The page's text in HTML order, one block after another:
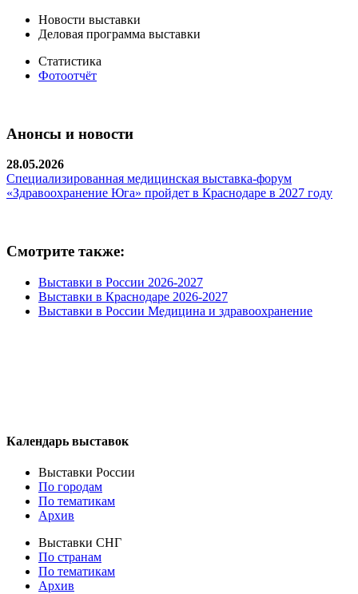
Новости выставки
Деловая программа выставки
Статистика
Фотоотчёт
Анонсы и новости
28.05.2026
Специализированная медицинская выставка-форум
«Здравоохранение Юга» пройдет в Краснодаре в 2027 году
Смотрите также:
Выставки в России 2026-2027
Выставки в Краснодаре 2026-2027
Выставки в России Медицина и здравоохранение
Календарь выставок
Выставки России
По городам
По тематикам
Архив
Выставки СНГ
По странам
По тематикам
Архив